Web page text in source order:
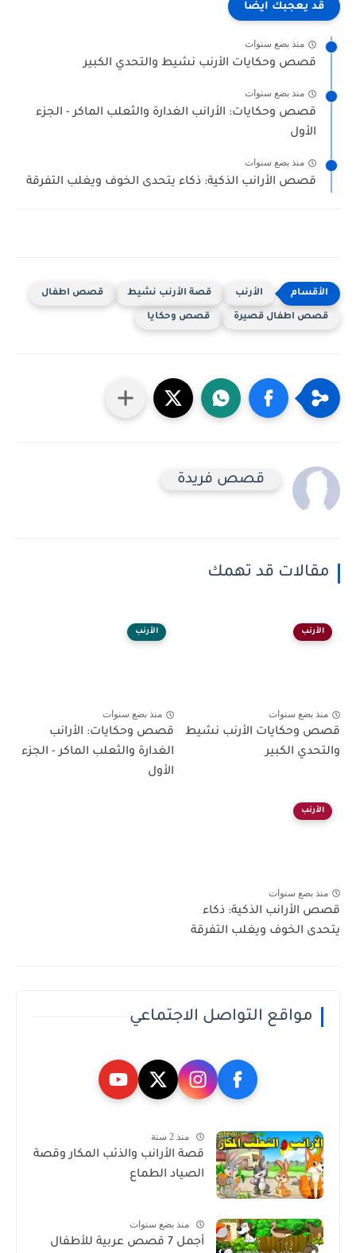
قد يعجبك ايضا
منذ بضع سنوات
قصص وحكايات الأرنب نشيط والتحدي الكبير
منذ بضع سنوات
قصص وحكايات: الأرانب الغدارة والثعلب الماكر - الجزء
الأول
منذ بضع سنوات
قصص الأرانب الذكية: ذكاء يتحدى الخوف ويغلب التفرقة
الأرنب قصة الأرنب نشيط قصص اطفال
قصص اطفال قصيرة قصص وحكايا
قصص فريدة
مقالات قد تهمك
الأرنب
منذ بضع سنوات
قصص وحكايات الأرنب نشيط
والتحدي الكبير
الأرنب
منذ بضع سنوات
قصص وحكايات: الأرانب
الغدارة والثعلب الماكر - الجزء
الأول
الأرنب
منذ بضع سنوات
قصص الأرانب الذكية: ذكاء
يتحدى الخوف ويغلب التفرقة
مواقع التواصل الاجتماعي
منذ 2 سنة
قصة الأرانب والذئب المكار وقصة
الصياد الطماع
منذ بضع سنوات
أجمل 7 قصص عربية للأطفال